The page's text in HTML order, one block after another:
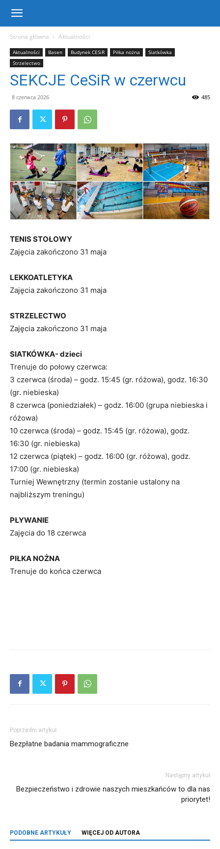
Centrum
Sportu
Warce
Strona główna Aktualności
Aktualności Basen Budynek CESiR Piłka nożna
Siatkówka
Strzelectwo
SEKCJE CeSiR w czerwcu
8 czerwca 2026 485
TENIS STOŁOWY
Zajęcia zakończono 31 maja
LEKKOATLETYKA
Zajęcia zakończono 31 maja
STRZELECTWO
Zajęcia zakończono 31 maja
SIATKÓWKA- dzieci
Trenuje do połowy czerwca:
3 czerwca (środa) – godz. 15:45 (gr. różowa), godz. 16:30
(gr. niebieska)
8 czerwca (poniedziałek) – godz. 16:00 (grupa niebieska i
różowa)
10 czerwca (środa) – godz. 15:45 (gr. różowa), godz.
16:30 (gr. niebieska)
12 czerwca (piątek) – godz. 16:00 (gr. różowa), godz.
17:00 (gr. niebieska)
Turniej Wewnętrzny (termin zostanie ustalony na
najbliższym treningu)
PŁYWANIE
Zajęcia do 18 czerwca
PIŁKA NOŻNA
Trenuje do końca czerwca
Poprzedni artykuł
Bezpłatne badania mammograficzne
Następny artykuł
Bezpieczeństwo i zdrowie naszych mieszkańców to dla nas
priorytet!
PODOBNE ARTYKUŁY WIĘCEJ OD AUTORA